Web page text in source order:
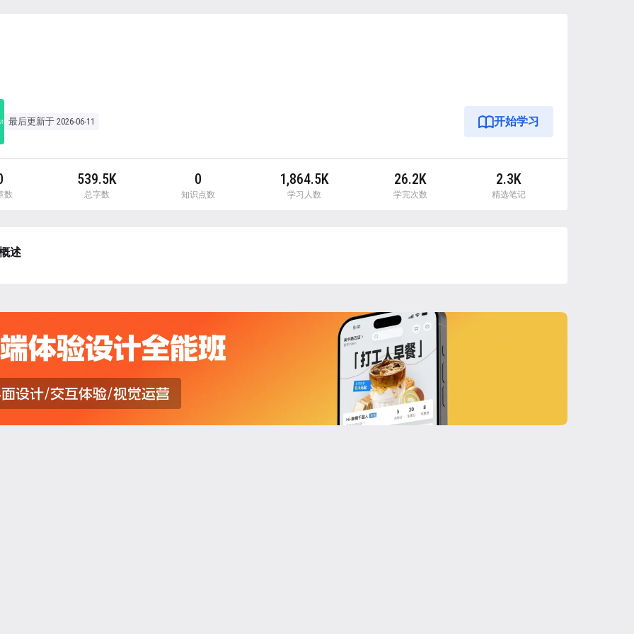
最后更新于 2026-06-11 开始学习
数
539.5K
总字数
0
知识点数
1,864.5K
学习人数
26.2K
学完次数
2.3K
精选笔记
述